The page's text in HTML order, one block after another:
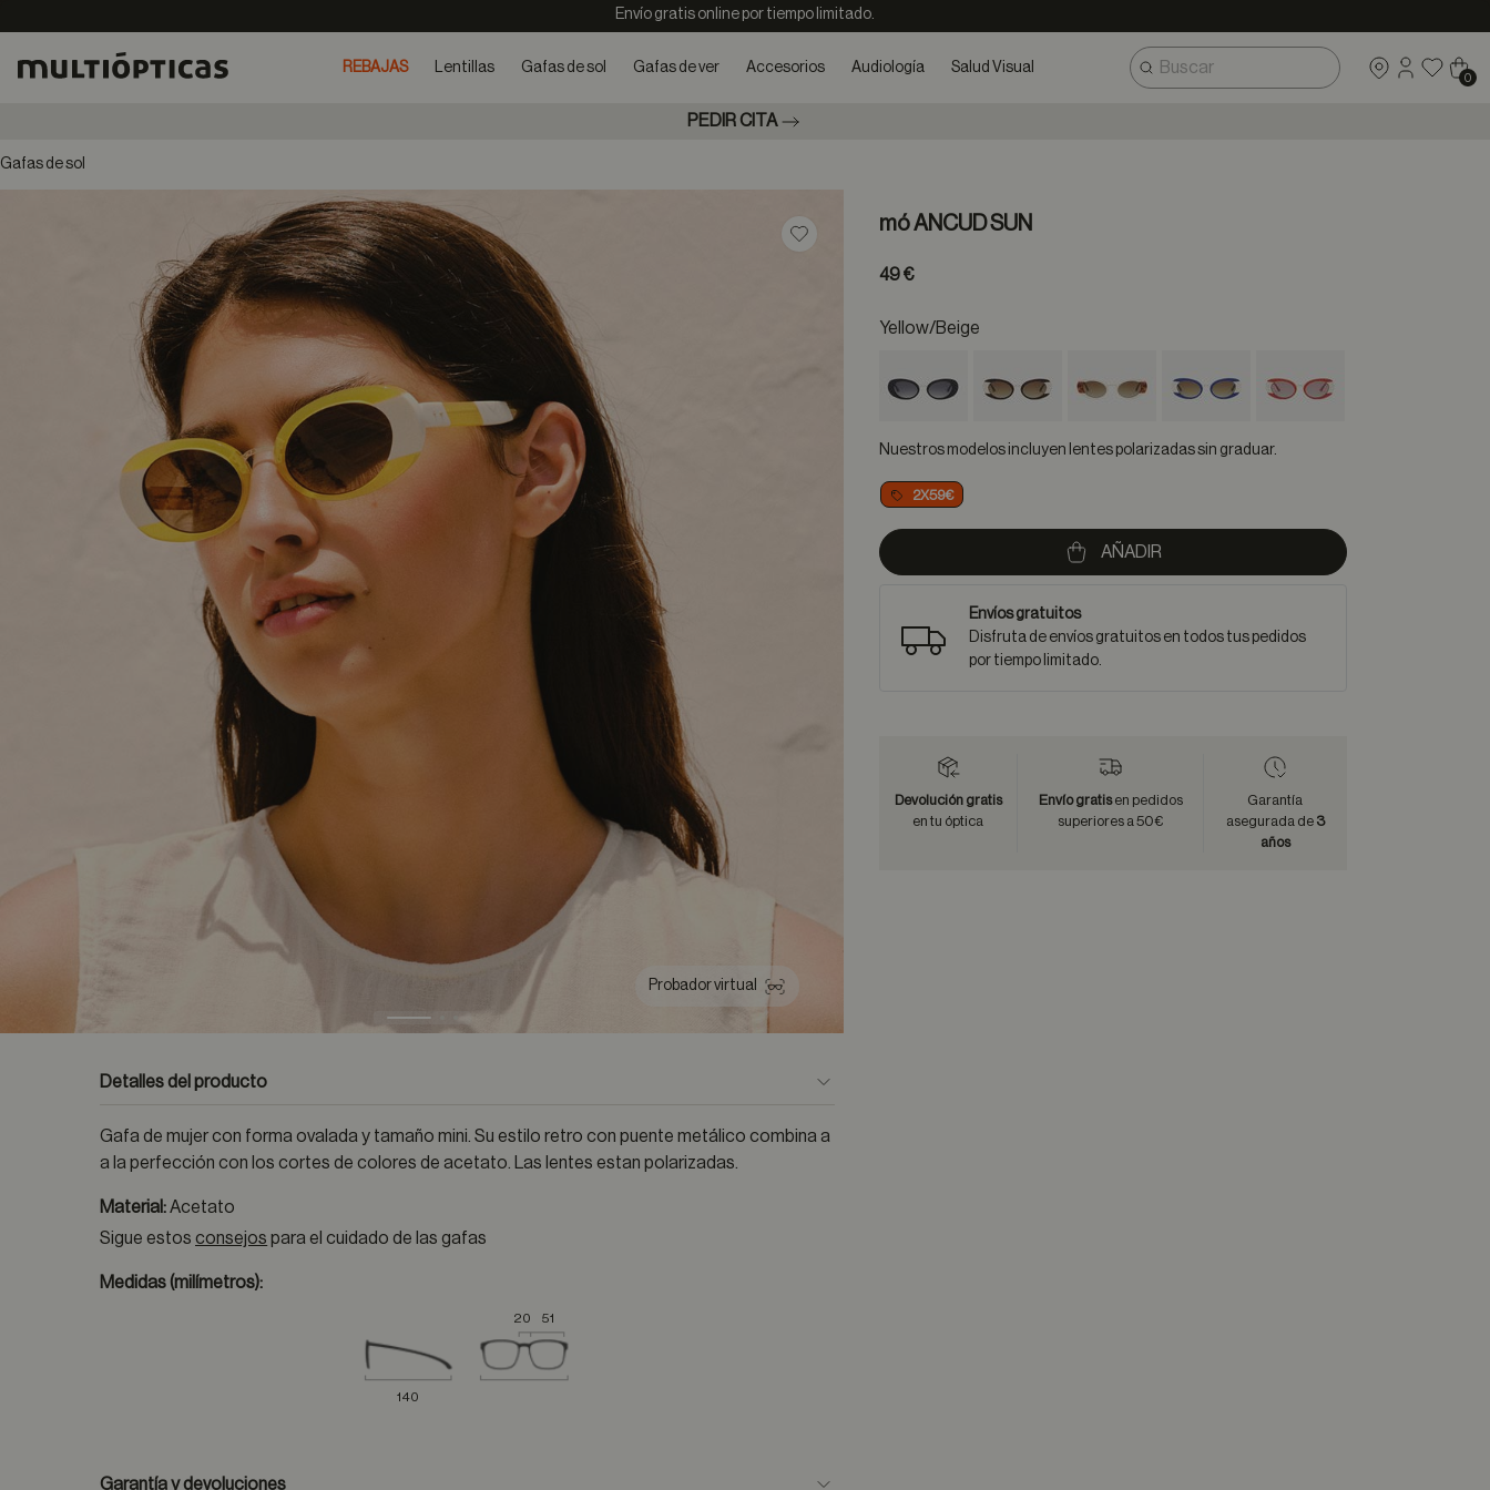
Envío gratis online por tiempo limitado.
REBAJAS Lentillas Gafas de sol Gafas de ver Accesorios Audiología Salud Visual
0
PEDIR CITA
Gafas de sol
Probador virtual
Guardar en favoritos
Detalles del producto
Gafa de mujer con forma ovalada y tamaño mini. Su estilo retro con puente metálico combina a
a la perfección con los cortes de colores de acetato. Las lentes estan polarizadas.
Material:Acetato
Sigue estosconsejos para el cuidado de las gafas
Medidas (milímetros):
20 51
140
Garantía y devoluciones
mó ANCUD SUN
49 €
Yellow/beige
Nuestros modelos incluyen lentes polarizadas sin graduar.
2X59€
AÑADIR
Envíos gratuitos
Disfruta de envíos gratuitos en todos tus pedidos
por tiempo limitado.
Devolución gratis
en tu óptica
Envío gratisen pedidos
superiores a 50€
Garantía
asegurada de 3
años